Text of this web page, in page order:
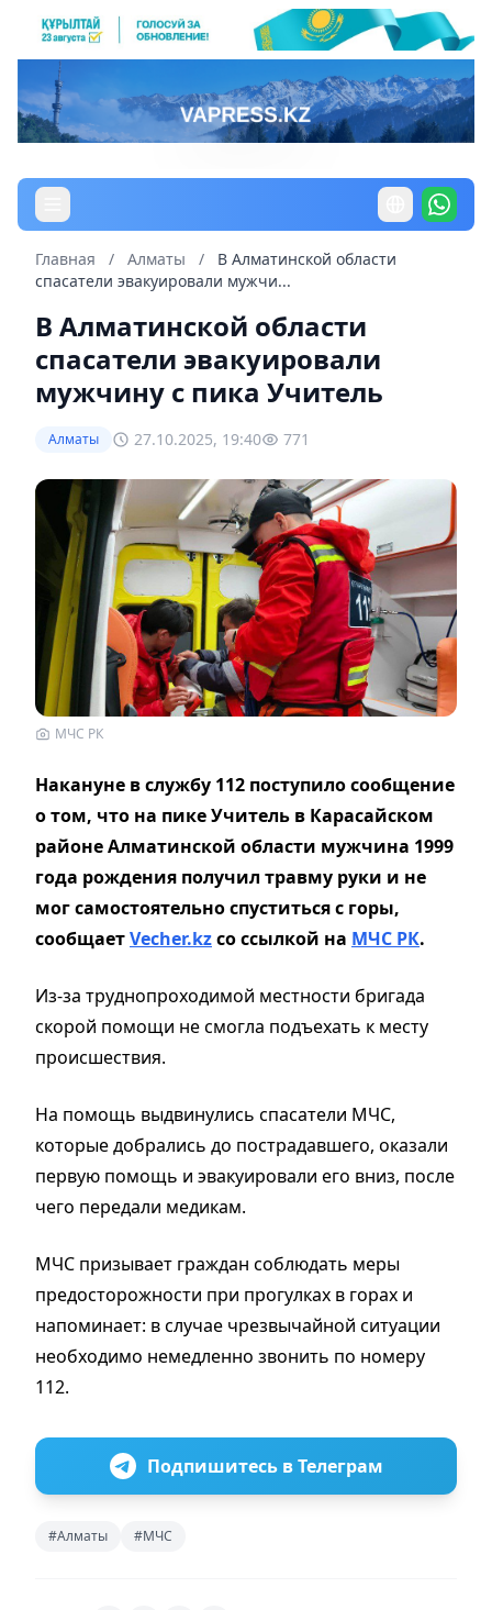
Главная / Алматы /
В Алматинской области
спасатели эвакуировали мужчи...
В Алматинской области
спасатели эвакуировали
мужчину с пика Учитель
Алматы 27.10.2025, 19:40 771
МЧС РК
Накануне в службу 112 поступило сообщение
о том, что на пике Учитель в Карасайском
районе Алматинской области мужчина 1999
года рождения получил травму руки и не
мог самостоятельно спуститься с горы,
сообщаетVecher.kzсо ссылкой на МЧС РК.
Из-за труднопроходимой местности бригада
скорой помощи не смогла подъехать к месту
происшествия.
На помощь выдвинулись спасатели МЧС,
которые добрались до пострадавшего, оказали
первую помощь и эвакуировали его вниз, после
чего передали медикам.
МЧС призывает граждан соблюдать меры
предосторожности при прогулках в горах и
напоминает: в случае чрезвычайной ситуации
необходимо немедленно звонить по номеру
112.
Подпишитесь в Телеграм
#Алматы #МЧС